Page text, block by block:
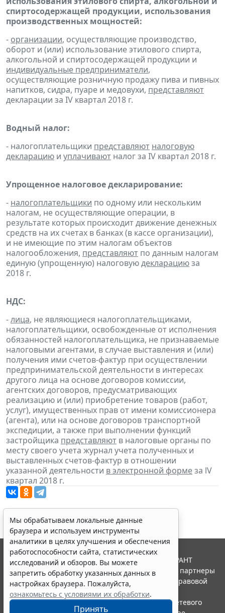
спиртосодержащей продукции, использования
производственных мощностей:
- организации, осуществляющие производство,
оборот и (или) использование этилового спирта,
алкогольной и спиртосодержащей продукции и
индивидуальные предприниматели,
осуществляющие розничную продажу пива и пивных
напитков, сидра, пуаре и медовухи, представляют
декларации за IV квартал 2018 г.
Водный налог:
- налогоплательщики представляют налоговую
декларацию и уплачивают налог за IV квартал 2018 г.
Упрощенное налоговое декларирование:
- налогоплательщики по одному или нескольким
налогам, не осуществляющие операции, в
результате которых происходит движение денежных
средств на их счетах в банках (в кассе организации),
и не имеющие по этим налогам объектов
налогообложения, представляют по данным налогам
единую (упрощенную) налоговуюдекларациюза
2018 г.
НДС:
-лица, не являющиеся налогоплательщиками,
налогоплательщики, освобожденные от исполнения
обязанностей налогоплательщика, не признаваемые
налоговыми агентами, в случае выставления и (или)
получения ими счетов-фактур при осуществлении
предпринимательской деятельности в интересах
другого лица на основе договоров комиссии,
агентских договоров, предусматривающих
реализацию и (или) приобретение товаров (работ,
услуг), имущественных прав от имени комиссионера
(агента), или на основе договоров транспортной
экспедиции, а также при выполнении функций
застройщика представляют в налоговые органы по
месту своего учета журнал учета полученных и
выставленных счетов-фактур в отношении
указанной деятельности в электронной формеза lV
квартал 2018 г.
Мы обрабатываем локальные данные
браузера и используем инструменты
аналитики в целях улучшения и обеспечения
работоспособности сайта, статистических
исследований и обзоров. Вы можете
запретить обработку указанных данных в
настройках браузера. Пожалуйста,
ознакомьтесь с условиями их обработки.
Принять
© ООО "НПП "ГАРАНТ-СЕРВИС", 2026. Система ГАРАНТ
выпускается с 1990 года. Компания "Гарант" и ее партнеры
являются участниками Российской ассоциации правовой
информации ГАРАНТ.
Портал ГАРАНТ.РУ зарегистрирован в качестве сетевого